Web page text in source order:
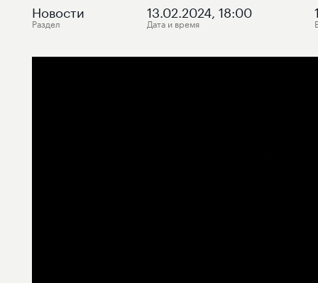
Новости
Раздел
13.02.2024, 18:00
Дата и время